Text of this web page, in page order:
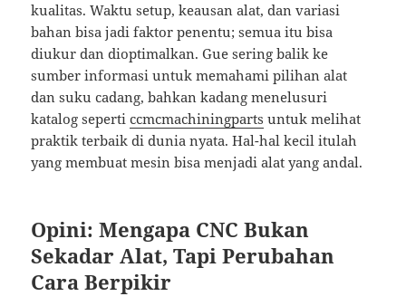
kualitas. Waktu setup, keausan alat, dan variasi
bahan bisa jadi faktor penentu; semua itu bisa
diukur dan dioptimalkan. Gue sering balik ke
sumber informasi untuk memahami pilihan alat
dan suku cadang, bahkan kadang menelusuri
katalog seperticcmcmachiningparts untuk melihat
praktik terbaik di dunia nyata. Hal-hal kecil itulah
yang membuat mesin bisa menjadi alat yang andal.
Opini: Mengapa CNC Bukan
Sekadar Alat, Tapi Perubahan
Cara Berpikir